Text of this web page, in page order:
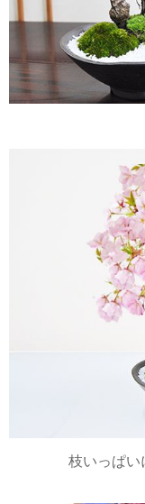
コロナ禍で癒
初心者でちゃん
が、綺麗な花
話したいと思い
評価：★★★★★
どこにも行け
もなればと思
きは、全体の3
つ咲いていく様
購入後前にお
えて頂き、初
魅力的な商品
ックしていき
枝いっぱい